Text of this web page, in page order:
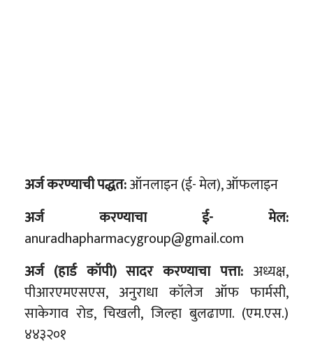
अर्ज करण्याची पद्धत:ऑनलाइन (ई- मेल), ऑफलाइन
अर्ज करण्याचा ई- मेल:
anuradhapharmacygroup@gmail.com
अर्ज (हार्ड कॉपी) सादर करण्याचा पत्ता: अध्यक्ष,
पीआरएमएसएस, अनुराधा कॉलेज ऑफ फार्मसी,
साकेगाव रोड, चिखली, जिल्हा बुलढाणा. (एम.एस.)
४४३२०१